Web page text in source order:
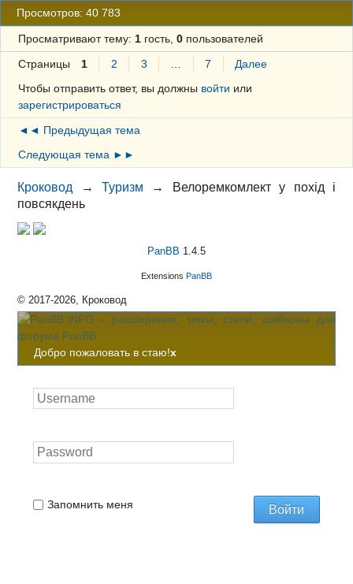
Просмотров: 40 783
Просматривают тему: 1гость, 0пользователей
Страницы 1 2 3 7
Далее
Чтобы отправить ответ, вы должны войти или
зарегистрироваться
◄◄ Предыдущая тема
Следующая тема ►►
Кроковод → Туризм →
Велоремкомлект у похід і
повсякдень
PanBB 1.4.5
Extensions PanBB
© 2017-2026, Кроковод
Добро пожаловать в стаю!x
Запомнить меня